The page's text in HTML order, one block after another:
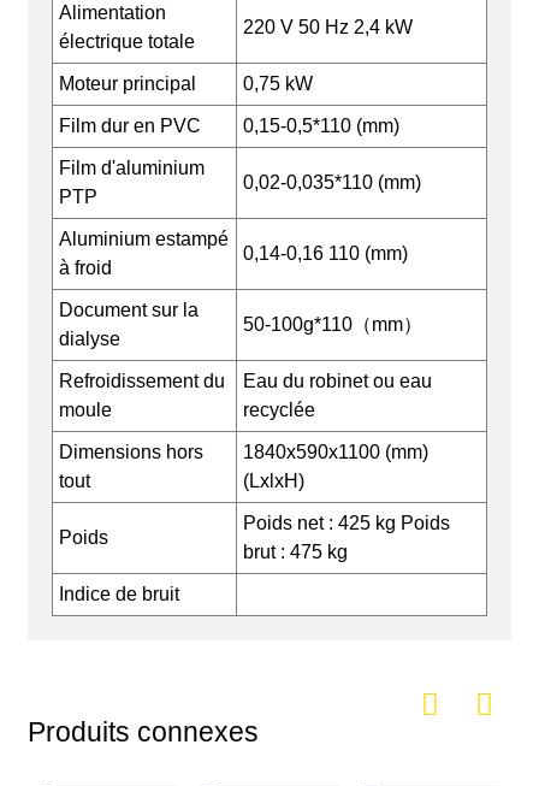
Alimentation
électrique totale
220 V 50 Hz 2,4 kW
Moteur principal 0,75 kW
Film dur en PVC 0,15-0,5*110 (mm)
Film d'aluminium
PTP
0,02-0,035*110 (mm)
Aluminium estampé
à froid
0,14-0,16 110 (mm)
Document sur la
dialyse
50-100g*110（mm）
Refroidissement du
moule
Eau du robinet ou eau
recyclée
Dimensions hors
tout
1840x590x1100 (mm)
(LxlxH)
Poids
Poids net : 425 kg Poids
brut : 475 kg
Indice de bruit
Produits connexes